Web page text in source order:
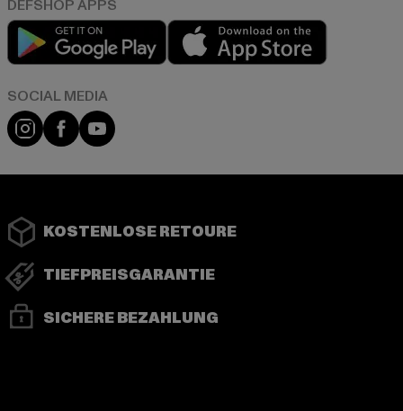
Play market
Instagram
FacebookYouTube
KOSTENLOSE RETOURE
TIEFPREISGARANTIE
SICHERE BEZAHLUNG